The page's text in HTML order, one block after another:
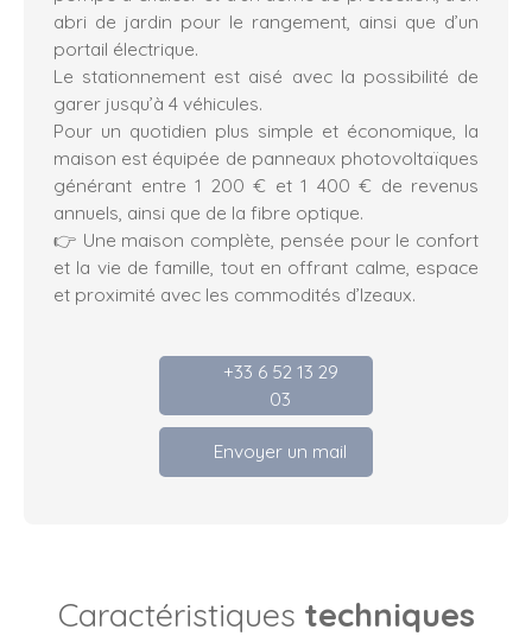
abri de jardin pour le rangement, ainsi que d’un
portail électrique.
Le stationnement est aisé avec la possibilité de
garer jusqu’à 4 véhicules.
Pour un quotidien plus simple et économique, la
maison est équipée de panneaux photovoltaïques
générant entre 1 200 € et 1 400 € de revenus
annuels, ainsi que de la fibre optique.
👉 Une maison complète, pensée pour le confort
et la vie de famille, tout en offrant calme, espace
et proximité avec les commodités d’Izeaux.
+33 6 52 13 29
03
Envoyer un mail
Caractéristiques techniques